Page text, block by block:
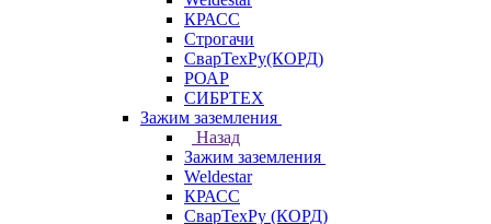
КРАСС
Строгачи
СварТехРу(КОРД)
РОАР
СИБРТЕХ
Зажим заземления
Назад
Зажим заземления
Weldestar
КРАСС
СварТехРу (КОРД)